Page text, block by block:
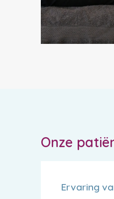
Onze
Ervaring